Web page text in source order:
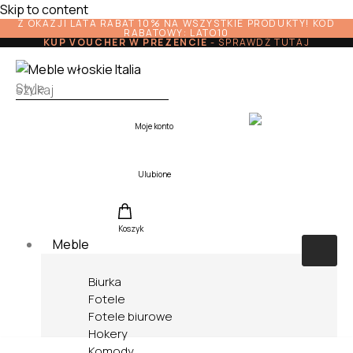
Skip to content
Z OKAZJI LATA RABAT 10% NA WSZYSTKIE PRODUKTY! KOD
RABATOWY: LATO10
KUP VOUCHER W PREZENCIE-SPRAWDŹ TUTAJ
Moje konto
Ulubione
Koszyk
Meble
Biurka
Fotele
Fotele biurowe
Hokery